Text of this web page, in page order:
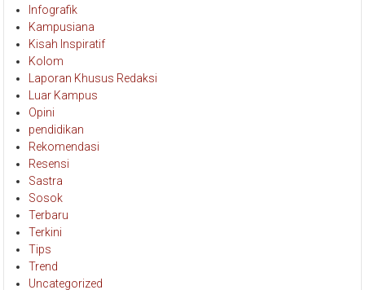
Infografik
Kampusiana
Kisah Inspiratif
Kolom
Laporan Khusus Redaksi
Luar Kampus
Opini
pendidikan
Rekomendasi
Resensi
Sastra
Sosok
Terbaru
Terkini
Tips
Trend
Uncategorized